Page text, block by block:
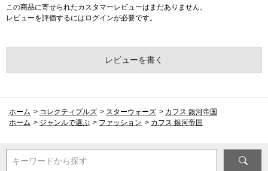
この商品に寄せられたカスタマーレビューはまだありません。
レビューを評価するには ログインが必要です。
レビューを書く
ホーム > コレクティブルズ > スターウォーズ > カフス 銀河帝国
ホーム > ジャンルで選ぶ > ファッション > カフス 銀河帝国
キーワードから探す